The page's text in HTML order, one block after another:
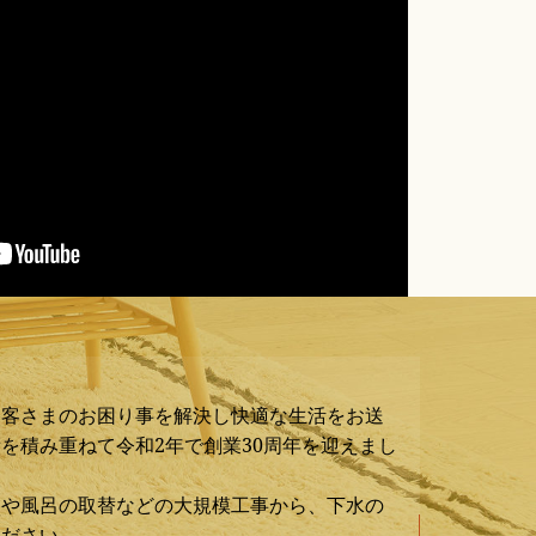
さまのお困り事を解決し快適な生活をお送
積み重ねて令和2年で創業30周年を迎えまし
風呂の取替などの大規模工事から、下水の